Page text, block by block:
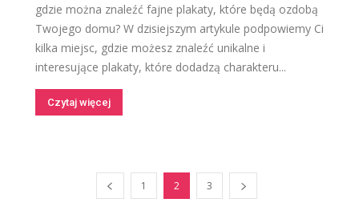
gdzie można znaleźć fajne plakaty, które będą ozdobą
Twojego domu? W dzisiejszym artykule podpowiemy Ci
kilka miejsc, gdzie możesz znaleźć unikalne i
interesujące plakaty, które dodadzą charakteru...
Czytaj więcej
1 2 3